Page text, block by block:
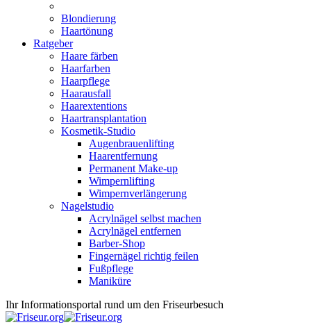
Blondierung
Haartönung
Ratgeber
Haare färben
Haarfarben
Haarpflege
Haarausfall
Haarextentions
Haartransplantation
Kosmetik-Studio
Augenbrauenlifting
Haarentfernung
Permanent Make-up
Wimpernlifting
Wimpernverlängerung
Nagelstudio
Acrylnägel selbst machen
Acrylnägel entfernen
Barber-Shop
Fingernägel richtig feilen
Fußpflege
Maniküre
Ihr Informationsportal rund um den Friseurbesuch